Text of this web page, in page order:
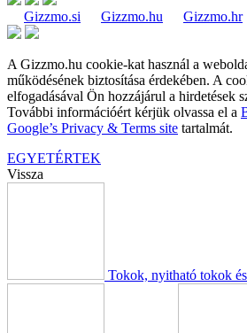
Gizzmo.si Gizzmo.hu Gizzmo.hr
A Gizzmo.hu cookie-kat használ a
működésének biztosítása érdekében. A
elfogadásával Ön hozzájárul a hirdetések
További információért kérjük olvassa el a
Google’s Privacy & Terms site tartalmát.
EGYETÉRTEK
Vissza
Tokok, nyitható tokok